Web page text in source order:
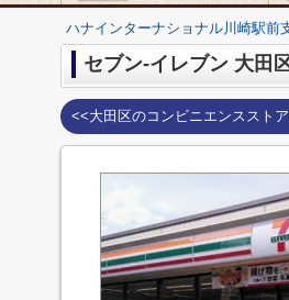
ハナインターナショナル川崎駅前
セブン-イレブン 大田
<<大田区のコンビニエンススト